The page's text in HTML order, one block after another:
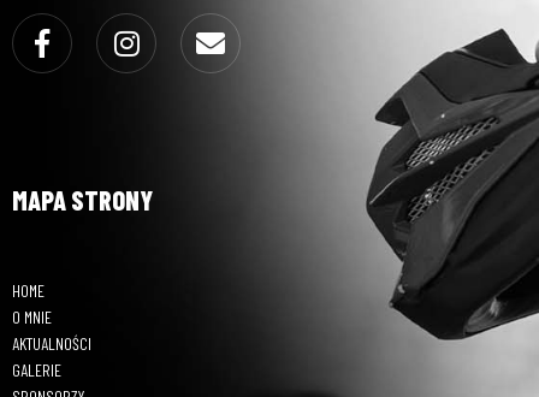
Facebook Instagram
MAPA STRONY
HOME
O MNIE
AKTUALNOŚCI
GALERIE